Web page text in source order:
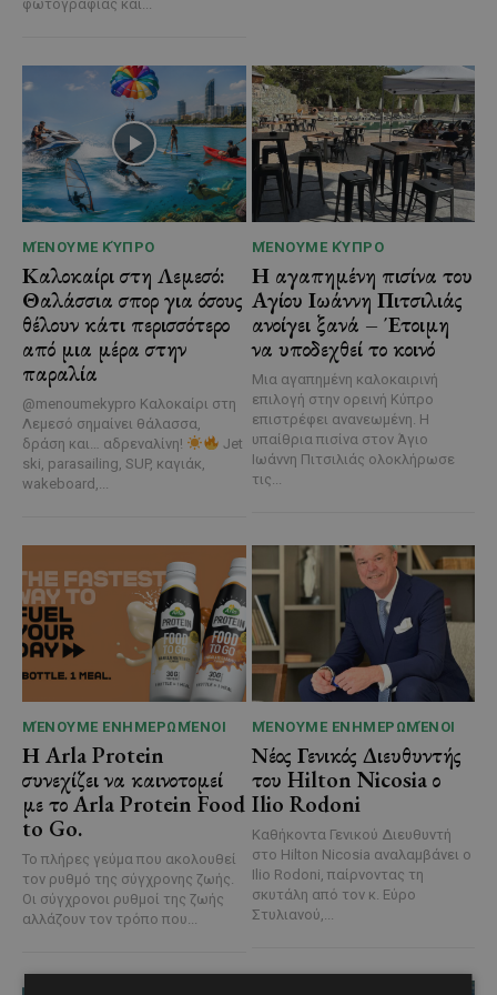
φωτογραφίας και...
ΜΈΝΟΥΜΕ ΚΎΠΡΟ
Καλοκαίρι στη Λεμεσό:
Θαλάσσια σπορ για όσους
θέλουν κάτι περισσότερο
από μια μέρα στην
παραλία
@menoumekypro Καλοκαίρι στη
Λεμεσό σημαίνει θάλασσα,
δράση και… αδρεναλίνη!
Jet
ski, parasailing, SUP, καγιάκ,
wakeboard,...
ΜΈΝΟΥΜΕ ΚΎΠΡΟ
Η αγαπημένη πισίνα του
Αγίου Ιωάννη Πιτσιλιάς
ανοίγει ξανά – Έτοιμη
να υποδεχθεί το κοινό
Μια αγαπημένη καλοκαιρινή
επιλογή στην ορεινή Κύπρο
επιστρέφει ανανεωμένη. Η
υπαίθρια πισίνα στον Άγιο
Ιωάννη Πιτσιλιάς ολοκλήρωσε
τις...
ΜΈΝΟΥΜΕ ΕΝΗΜΕΡΩΜΈΝΟΙ
Η Arla Protein
συνεχίζει να καινοτομεί
με το Arla Protein Food
to Go.
Το πλήρες γεύμα που ακολουθεί
τον ρυθμό της σύγχρονης ζωής.
Οι σύγχρονοι ρυθμοί της ζωής
αλλάζουν τον τρόπο που...
ΜΈΝΟΥΜΕ ΕΝΗΜΕΡΩΜΈΝΟΙ
Νέος Γενικός Διευθυντής
του Hilton Nicosia ο
Ilio Rodoni
Καθήκοντα Γενικού Διευθυντή
στο Hilton Nicosia αναλαμβάνει ο
Ilio Rodoni, παίρνοντας τη
σκυτάλη από τον κ. Εύρο
Στυλιανού,...